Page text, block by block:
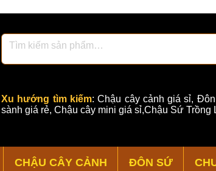
Xu hướng tìm kiếm:Chậu cây cảnh giá sỉ,
sành giá rẻ, Chậu cây mini giá sỉ,Chậu Sứ Trồng
CHẬU CÂY CẢNH ĐÔN SỨ